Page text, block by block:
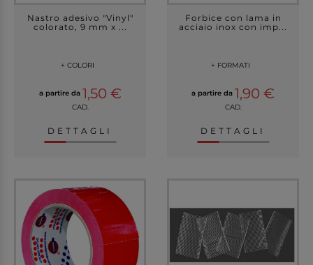
Nastro adesivo "Vinyl"
colorato, 9 mm x ...
+ COLORI
a partire da 1,50 €
CAD.
DETTAGLI
Forbice con lama in
acciaio inox con imp...
+ FORMATI
a partire da 1,90 €
CAD.
DETTAGLI